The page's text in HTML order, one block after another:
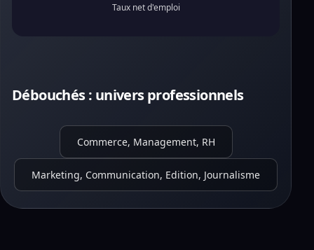
Taux net d'emploi
Débouchés : univers professionnels
Commerce, Management, RH
Marketing, Communication, Edition, Journalisme